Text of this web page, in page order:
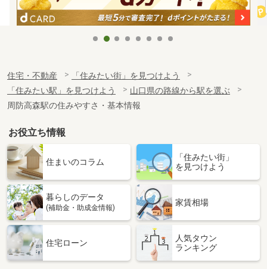
住宅・不動産
「住みたい街」を見つけよう
「住みたい駅」を見つけよう
山口県の路線から駅を選ぶ
周防高森駅の住みやすさ・基本情報
お役立ち情報
住まいのコラム
「住みたい街」
を見つけよう
暮らしのデータ
(補助金・助成金情報)
家賃相場
住宅ローン
人気タウン
ランキング